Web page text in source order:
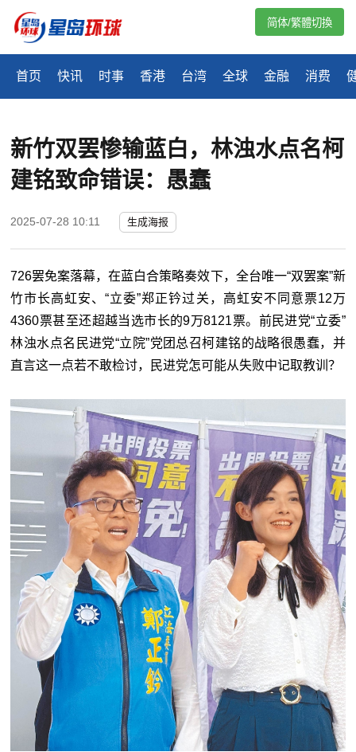
首页 快讯 时事 香港 台湾 全球 金融 消费
简体/繁體切換
新竹双罢惨输蓝白，林浊水点名柯
建铭致命错误：愚蠢
2025-07-28 10:11 生成海报
726罢免案落幕，在蓝白合策略奏效下，全台唯一“双罢案”新
竹市长高虹安、“立委”郑正钤过关，高虹安不同意票12万
4360票甚至还超越当选市长的9万8121票。前民进党“立委”
林浊水点名民进党“立院”党团总召柯建铭的战略很愚蠢，并
直言这一点若不敢检讨，民进党怎可能从失败中记取教训？